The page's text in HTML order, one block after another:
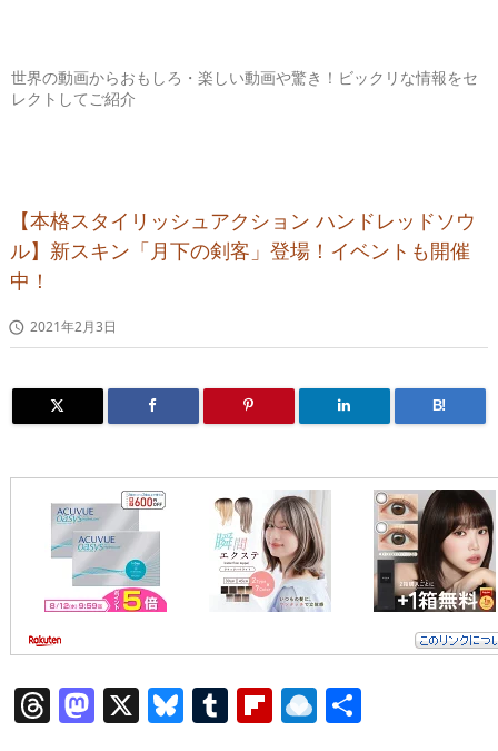
世界の動画からおもしろ・楽しい動画や驚き！ビックリな情報をセ
レクトしてご紹介
【本格スタイリッシュアクション ハンドレッドソウ
ル】新スキン「月下の剣客」登場！イベントも開催
中！
 2021年2月3日
B!
T M X Bl T Fl R